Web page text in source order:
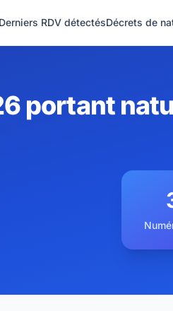
RDV détectésDécrets de
portant